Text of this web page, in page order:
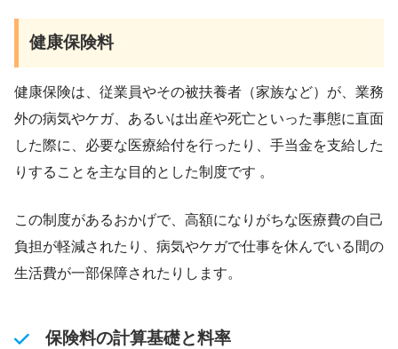
健康保険料
健康保険は、従業員やその被扶養者（家族など）が、業務
外の病気やケガ、あるいは出産や死亡といった事態に直面
した際に、必要な医療給付を行ったり、手当金を支給した
りすることを主な目的とした制度です 。
この制度があるおかげで、高額になりがちな医療費の自己
負担が軽減されたり、病気やケガで仕事を休んでいる間の
生活費が一部保障されたりします。
保険料の計算基礎と料率